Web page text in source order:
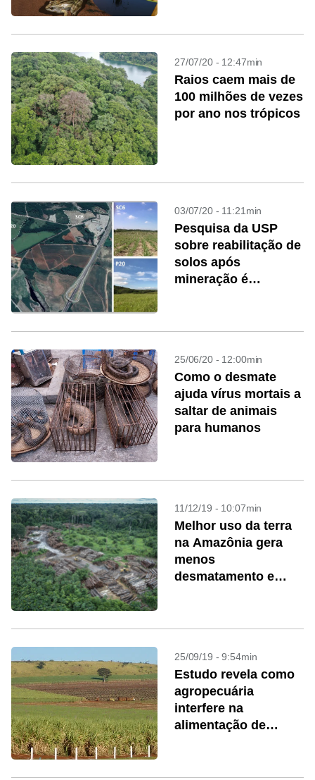
27/07/20 - 12:47min
Raios caem mais de
100 milhões de vezes
por ano nos trópicos
03/07/20 - 11:21min
Pesquisa da USP
sobre reabilitação de
solos após
mineração é
25/06/20 - 12:00min
Como o desmate
ajuda vírus mortais a
saltar de animais
para humanos
11/12/19 - 10:07min
Melhor uso da terra
na Amazônia gera
menos
desmatamento e
25/09/19 - 9:54min
Estudo revela como
agropecuária
interfere na
alimentação de